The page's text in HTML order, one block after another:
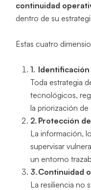
continuidad
dentro de su
Estas cuatro
Toda estrategia
tecnológicos,
la priorización
Protección
La información,
supervisar
un entorno
Continuidad
La resiliencia no